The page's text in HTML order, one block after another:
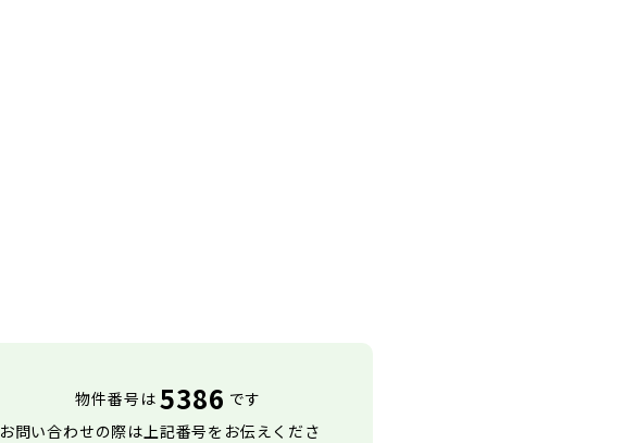
物件番号は 5386 です
お問い合わせの際は上記番号をお伝えくださ